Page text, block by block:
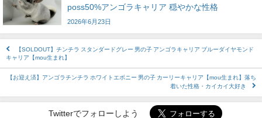
poss50%アンゴラキャリア 穏やかな性格
2026年6月23日
【SOLDOUT】チンチラ スタンダードグレー 男の子 アンゴラキャリア ブルーダイヤモンド
キャリア【mou生まれ】
【お迎え済】アンゴラチンチラ ホワイトエボニー 男の子 カーリーキャリア【mou生まれ】落ち
着いた性格・カイカイ大好き
Twitterでフォローしよう